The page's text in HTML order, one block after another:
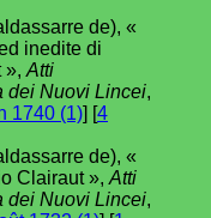
de), «
inedite di
», Atti
dei Nuovi Lincei,
1740 (1)] [4
de), «
Clairaut », Atti
dei Nuovi Lincei,